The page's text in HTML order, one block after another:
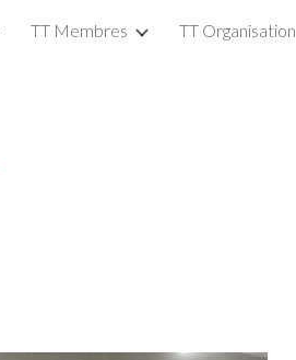
TT Membres TT Organisation